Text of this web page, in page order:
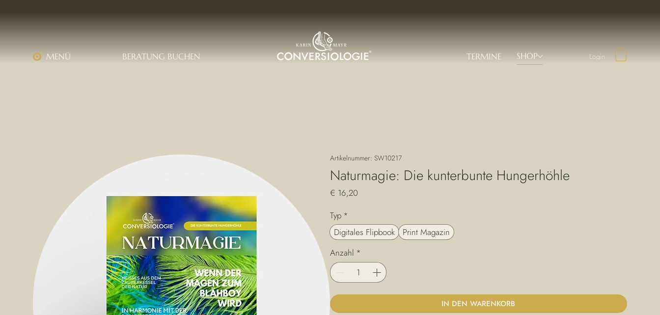
MENÜ BERATUNG BUCHEN TERMINE SHOP Login
Artikelnummer: SW10217
Naturmagie: Die kunterbunte Hungerhöhle
€ 16,20
Typ *
Digitales Flipbook
Print Magazin
Anzahl *
IN DEN WARENKORB